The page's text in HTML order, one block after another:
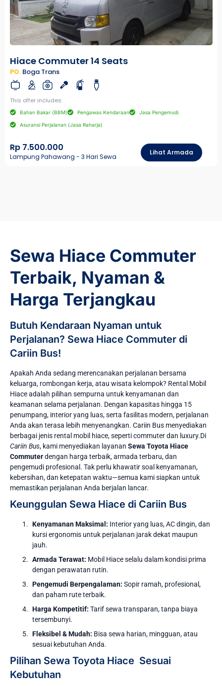
Hiace Commuter 14 Seats
PO. Boga Trans
This offer includes:
Bahan Bakar (BBM) Pengawas Kendaraan Jasa Pengemudi
Asuransi Perjalanan (Jasa Raharja)
Rp 7.500.000
Lampung Pahawang - 3 Hari Sewa
Lihat Armada
Sewa Hiace Commuter
Terbaik, Nyaman &
Harga Terjangkau
Butuh Kendaraan Nyaman untuk
Perjalanan? Sewa Hiace Commuter di
Cariin Bus!
Apakah Anda sedang merencanakan perjalanan bersama
keluarga, rombongan kerja, atau wisata kelompok? Rental Mobil
Hiace adalah pilihan sempurna untuk kenyamanan dan
keamanan selama perjalanan. Dengan kapasitas hingga 15
penumpang, interior yang luas, serta fasilitas modern, perjalanan
Anda akan terasa lebih menyenangkan. Cariin Bus menyediakan
berbagai jenis rental mobil hiace, seperti commuter dan luxury.Di
Cariin Bus, kami menyediakan layanan Sewa Toyota Hiace
Commuterdengan harga terbaik, armada terbaru, dan
pengemudi profesional. Tak perlu khawatir soal kenyamanan,
kebersihan, dan ketepatan waktu—semua kami siapkan untuk
memastikan perjalanan Anda berjalan lancar.
Keunggulan Sewa Hiace di Cariin Bus
Kenyamanan Maksimal: Interior yang luas, AC dingin, dan
kursi ergonomis untuk perjalanan jarak dekat maupun
jauh.
Armada Terawat: Mobil Hiace selalu dalam kondisi prima
dengan perawatan rutin.
Pengemudi Berpengalaman: Sopir ramah, profesional,
dan paham rute terbaik.
Harga Kompetitif: Tarif sewa transparan, tanpa biaya
tersembunyi.
Fleksibel & Mudah: Bisa sewa harian, mingguan, atau
sesuai kebutuhan Anda.
Pilihan Sewa Toyota Hiace Sesuai
Kebutuhan